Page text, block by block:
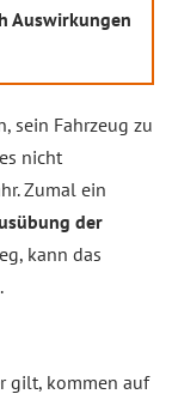
Auswirkungen
sein Fahrzeug zu
nicht
Zumal ein
der
kann das
gilt, kommen auf